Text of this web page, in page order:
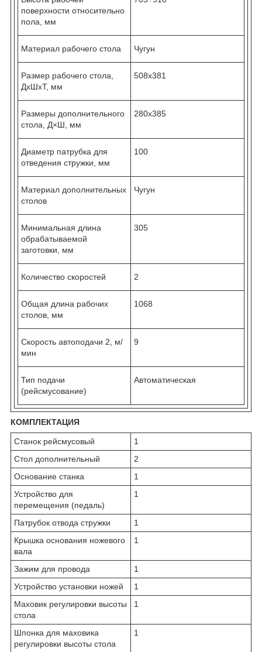
поверхности относительно
пола, мм
Материал рабочего стола Чугун
Размер рабочего стола,
ДхШхТ, мм
508х381
Размеры дополнительного
стола, Д×Ш, мм
280х385
Диаметр патрубка для
отведения стружки, мм
100
Материал дополнительных
столов
Чугун
Минимальная длина
обрабатываемой
заготовки, мм
305
Количество скоростей 2
Общая длина рабочих
столов, мм
1068
Скорость автоподачи 2, м/
мин
9
Тип подачи
(рейсмусование)
Автоматическая
КОМПЛЕКТАЦИЯ
Станок рейсмусовый
1
Стол дополнительный
2
Основание станка
1
Устройство для
перемещения (педаль)
1
Патрубок отвода стружки
1
Крышка основания ножевого
вала
1
Зажим для провода
1
Устройство установки ножей
1
Маховик регулировки высоты
стола
1
Шпонка для маховика
регулировки высоты стола
1